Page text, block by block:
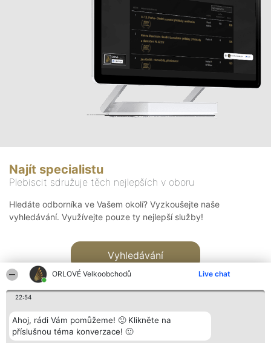
ORLOVÉ Velkoobchodů Live chat
22:54
Ahoj, rádi Vám pomůžeme! 🙂 Klikněte na
příslušnou téma konverzace! 🙂
Najít specialistu
Plebiscit sdružuje těch nejlepších v oboru
Hledáte odborníka ve Vašem okolí? Vyzkoušejte naše
vyhledávání. Využívejte pouze ty nejlepší služby!
Vyhledávání